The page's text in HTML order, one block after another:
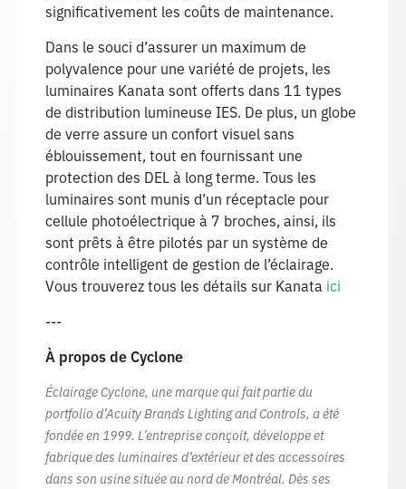
significativement les coûts de maintenance.
Dans le souci d’assurer un maximum de
polyvalence pour une variété de projets, les
luminaires Kanata sont offerts dans 11 types
de distribution lumineuse IES. De plus, un globe
de verre assure un confort visuel sans
éblouissement, tout en fournissant une
protection des DEL à long terme. Tous les
luminaires sont munis d’un réceptacle pour
cellule photoélectrique à 7 broches, ainsi, ils
sont prêts à être pilotés par un système de
contrôle intelligent de gestion de l’éclairage.
Vous trouverez tous les détails sur Kanata ici
---
À propos de Cyclone
Éclairage Cyclone, une marque qui fait partie du
portfolio d’Acuity Brands Lighting and Controls, a été
fondée en 1999. L’entreprise conçoit, développe et
fabrique des luminaires d’extérieur et des accessoires
dans son usine située au nord de Montréal. Dès ses